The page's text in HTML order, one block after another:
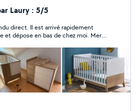
je propose mes services selon le
transport, aide au
livraison,
Laury : 5/5
direct. Il est arrivé rapidement
et dépose en bas de chez moi. Merci